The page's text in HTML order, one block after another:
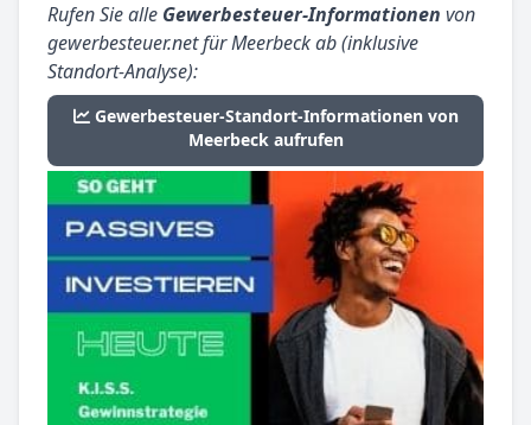
Rufen Sie alle Gewerbesteuer-Informationen von
gewerbesteuer.net für Meerbeck ab (inklusive
Standort-Analyse):
Gewerbesteuer-Standort-Informationen von
Meerbeck aufrufen